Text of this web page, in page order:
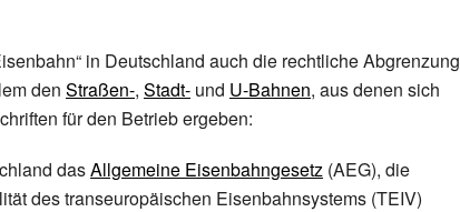
in Deutschland auch die rechtliche Abgrenzung
den Straßen-, Stadt- und U-Bahnen, aus denen sich
für den Betrieb ergeben:
dasAllgemeine Eisenbahngesetz (AEG), die
des transeuropäischen Eisenbahnsystems (TEIV)